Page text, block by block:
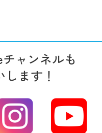
ャンネルも
ます！